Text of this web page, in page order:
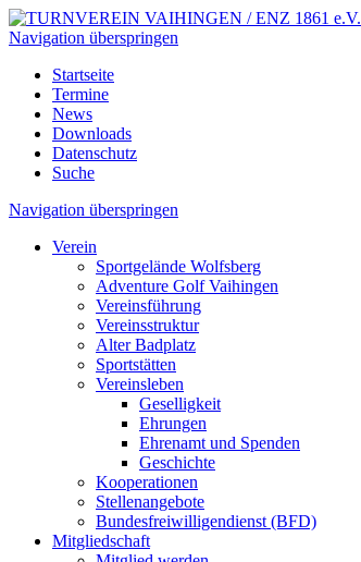
Navigation überspringen
Startseite
Termine
News
Downloads
Datenschutz
Suche
Navigation überspringen
Verein
Sportgelände Wolfsberg
Adventure Golf Vaihingen
Vereinsführung
Vereinsstruktur
Alter Badplatz
Sportstätten
Vereinsleben
Geselligkeit
Ehrungen
Ehrenamt und Spenden
Geschichte
Kooperationen
Stellenangebote
Bundesfreiwilligendienst (BFD)
Mitgliedschaft